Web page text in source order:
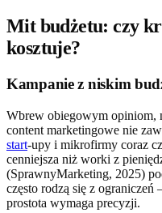
Mit budżetu: czy
kosztuje?
Kampanie z niskim
Wbrew obiegowym opiniom,
content marketingowe nie
start-upy i mikrofirmy coraz
cenniejsza niż worki z
(SprawnyMarketing, 2025)
często rodzą się z ograniczeń
prostota wymaga precyzji.